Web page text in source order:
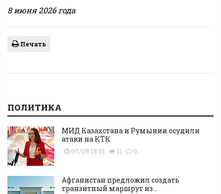
8 июня 2026 года
Печать
ПОЛИТИКА
МИД Казахстана и Румынии осудили
атаки на КТК
07/08 18:01 11 0
Афганистан предложил создать
транзитный маршрут из...